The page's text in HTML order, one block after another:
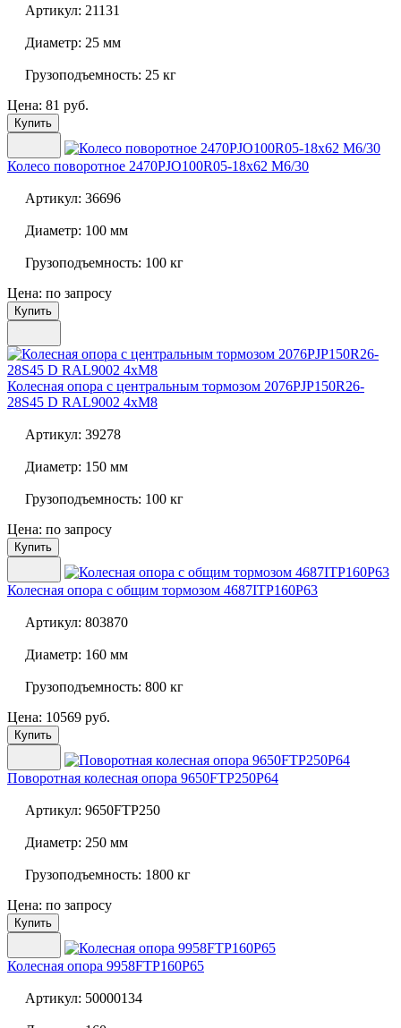
Артикул: 21131
Диаметр: 25 мм
Грузоподъемность: 25 кг
Цена: 81 руб.
Купить
Колесо поворотное 2470PJO100R05-18x62 M6/30
Артикул: 36696
Диаметр: 100 мм
Грузоподъемность: 100 кг
Цена: по запросу
Купить
Колесная опора с центральным тормозом 2076PJP150R26-
28S45 D RAL9002 4xM8
Артикул: 39278
Диаметр: 150 мм
Грузоподъемность: 100 кг
Цена: по запросу
Купить
Колесная опора с общим тормозом 4687ITP160P63
Артикул: 803870
Диаметр: 160 мм
Грузоподъемность: 800 кг
Цена: 10569 руб.
Купить
Поворотная колесная опора 9650FTP250P64
Артикул: 9650FTP250
Диаметр: 250 мм
Грузоподъемность: 1800 кг
Цена: по запросу
Купить
Колесная опора 9958FTP160P65
Артикул: 50000134